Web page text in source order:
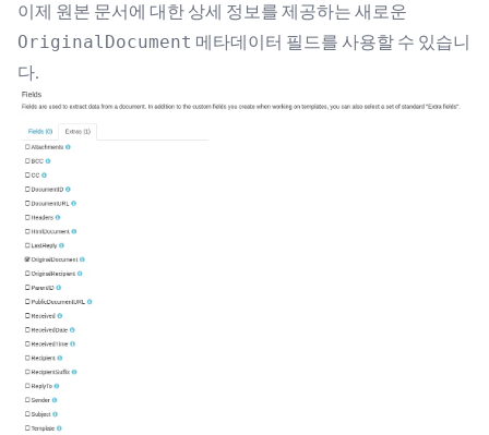
이제 원본 문서에 대한 상세 정보를 제공하는 새로운
OriginalDocument 메타데이터 필드를 사용할 수 있습니
다.